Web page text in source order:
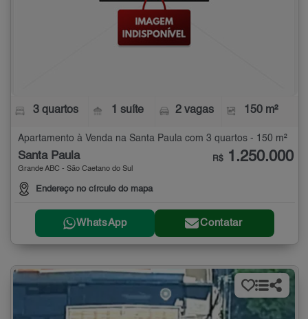
3 quartos 1 suíte 2 vagas 150 m²
Apartamento à Venda na Santa Paula com 3 quartos - 150 m²
Santa Paula
Grande ABC - São Caetano do Sul
Endereço no círculo do mapa
R$ 1.250.000
WhatsApp Contatar